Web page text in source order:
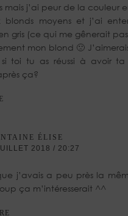
mais j’ai peur de la couleur
blonds moyens et j’ai
gris (ce qui me gênerait
mon blond 🙁
si toi tu as réussi à avoir ta
ça?
ÉLISE
2018 / 20:27
j’avais a peu près la
ça m’intéresserait ^^